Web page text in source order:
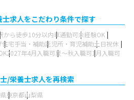
求人をこだわり条件で探す
から徒歩10分以内車通勤可未経験OK
住宅手当・補助託児所・育児補助土日祝休
2027年4月入職可夏～秋入職可1月入職可
/栄養士求人を再検索
東京都山梨県